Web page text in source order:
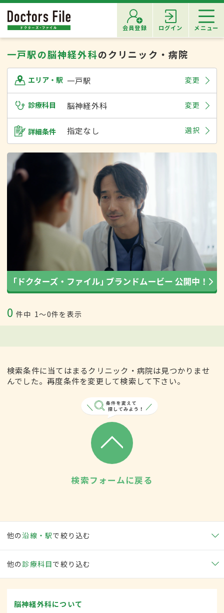
会員登録 ログイン メニュー
一戸駅の脳神経外科のクリニック・病院
エリア・駅 一戸駅 変更
診療科目 脳神経外科 変更
詳細条件 指定なし 選択
0 件中 1〜0件を表示
検索条件に当てはまるクリニック・病院は見つかりませ
んでした。再度条件を変更して検索して下さい。
検索フォームに戻る
他の沿線・駅で絞り込む
他の 診療科目で絞り込む
脳神経外科について